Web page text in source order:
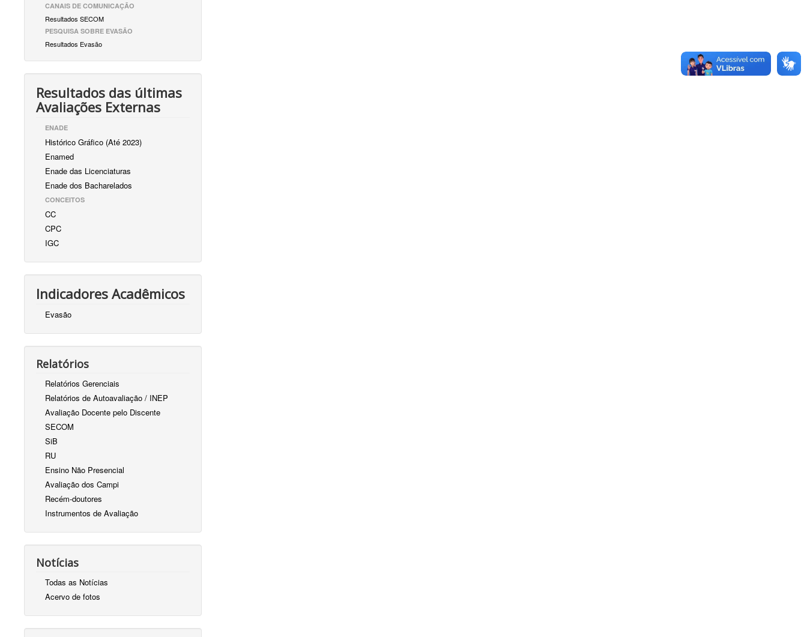
CANAIS DE COMUNICAÇÃO
Resultados SECOM
PESQUISA SOBRE EVASÃO
Resultados Evasão
Resultados das últimas
Avaliações Externas
ENADE
Histórico Gráfico (Até 2023)
Enamed
Enade das Licenciaturas
Enade dos Bacharelados
CONCEITOS
CC
CPC
IGC
Indicadores Acadêmicos
Evasão
Relatórios
Relatórios Gerenciais
Relatórios de Autoavaliação / INEP
Avaliação Docente pelo Discente
SECOM
SiB
RU
Ensino Não Presencial
Avaliação dos Campi
Recém-doutores
Instrumentos de Avaliação
Notícias
Todas as Notícias
Acervo de fotos